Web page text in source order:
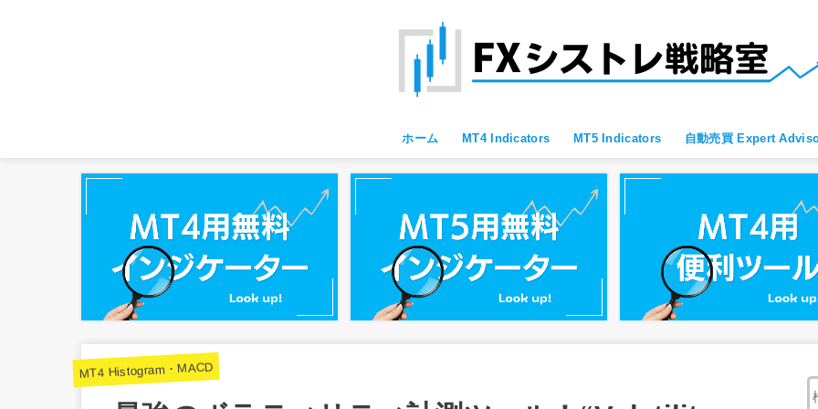
ホーム MT4 Indicators
MT4 すべて
MT4 便利ツール
MT4 Oscillator
MT4 Moving Average
MT4 Fibonacci
MT4 Bollinger Bands
MT4 レジサポ・トレンドライン
MT4 ブレイクアウト向け
MT4 スキャルピング向け
MT4 通貨強弱
MT4 プライスアクション向け
MT5 Indicators 自動売買 Expert
MT4 Histogram・MACD